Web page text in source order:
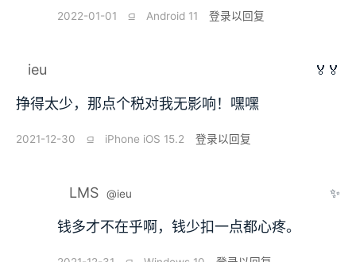
2022-01-01 ⫑ Android 11 登录以回复
ieu 🏅🏅
挣得太少，那点个税对我无影响！嘿嘿
2021-12-30 ⫑ iPhone iOS 15.2 登录以回复
LMS @ieu ✨
钱多才不在乎啊，钱少扣一点都心疼。